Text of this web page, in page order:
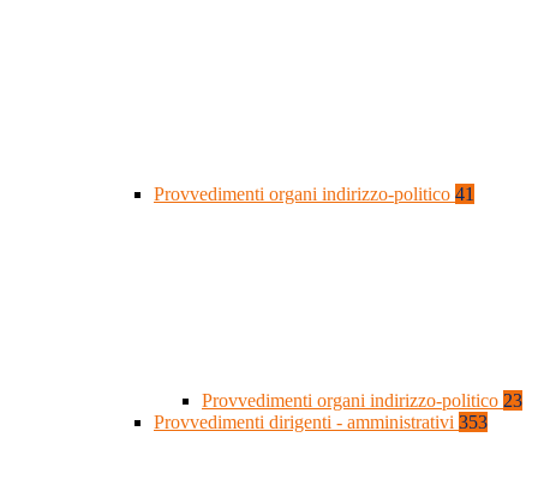
Provvedimenti organi indirizzo-politico 41
Provvedimenti organi indirizzo-politico 23
Provvedimenti dirigenti - amministrativi 353